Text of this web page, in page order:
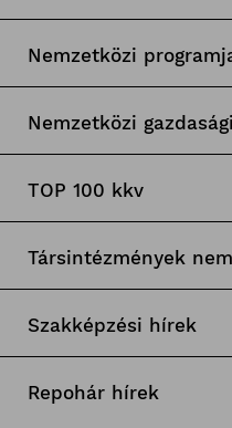
Nemzetközi
Nemzetközi
TOP 100 kkv
Társintézmények
Szakképzési hírek
Repohár hírek